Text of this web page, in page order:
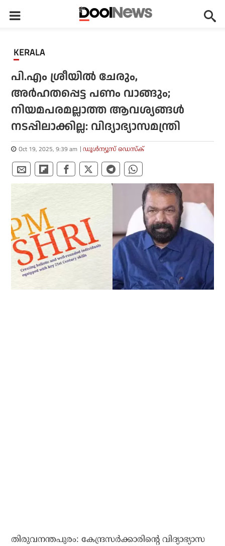
KERALA
പി.എം ശ്രീയില്‍ ചേരും,
അര്‍ഹതപ്പെട്ട പണം വാങ്ങും;
നിയമപരമല്ലാത്ത ആവശ്യങ്ങള്‍
നടപ്പിലാക്കില്ല: വിദ്യാഭ്യാസമന്ത്രി
Oct 19, 2025, 9:39 am ഡൂള്‍ന്യൂസ് ഡെസ്‌ക്
തിരുവനന്തപുരം: കേന്ദ്രസര്‍ക്കാരിന്റെ വിദ്യാഭ്യാസ